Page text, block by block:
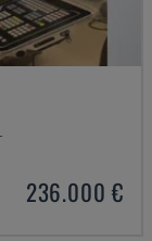
236.000 €